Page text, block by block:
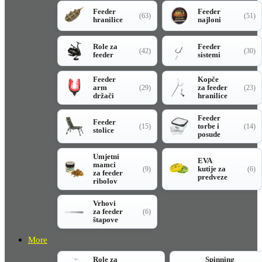
Feeder
hranilice
(63)
Feeder
najloni
(51)
Role za
feeder
(42)
Feeder
sistemi
(30)
Feeder
arm
držači
(29)
Kopče
za feeder
hranilice
(23)
Feeder
stolice
(15)
Feeder
torbe i
posude
(14)
Umjetni
mamci
za feeder
ribolov
(9)
EVA
kutije za
predveze
(6)
Vrhovi
za feeder
štapove
(6)
More
Role za
Spinning